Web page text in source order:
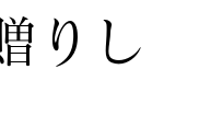
りし